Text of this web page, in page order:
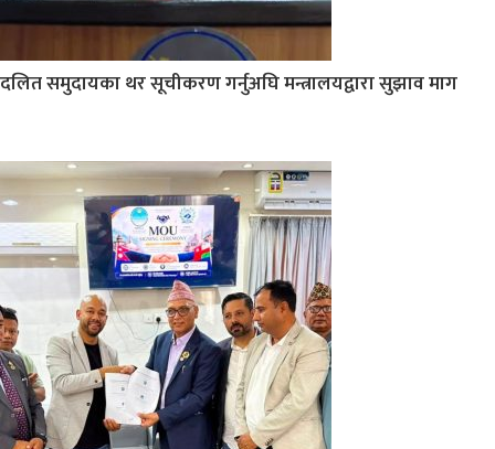
दलित समुदायका थर सूचीकरण गर्नुअघि मन्त्रालयद्वारा सुझाव माग